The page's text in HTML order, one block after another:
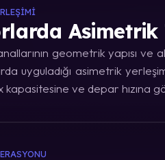
geometrik yapısı ve
uyguladığı asimetrik
kapasitesine ve depar hızına